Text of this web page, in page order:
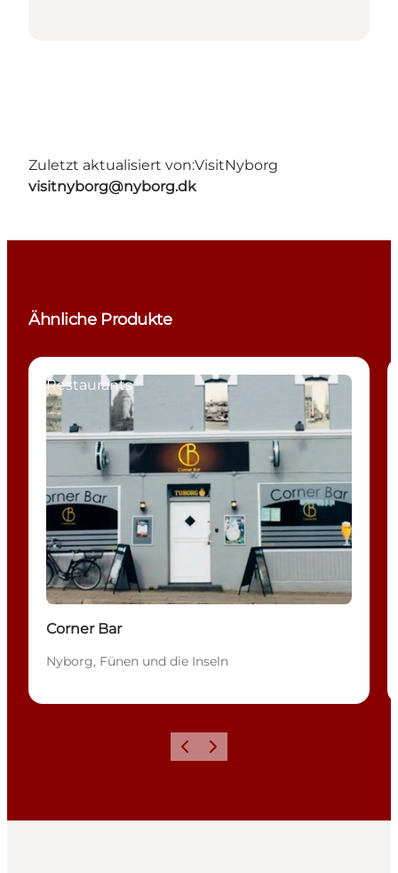
Zuletzt aktualisiert von:VisitNyborg
visitnyborg@nyborg.dk
Ähnliche Produkte
Restaurants
Corner Bar
Nyborg, Fünen und die Inseln
ZurückWeiter